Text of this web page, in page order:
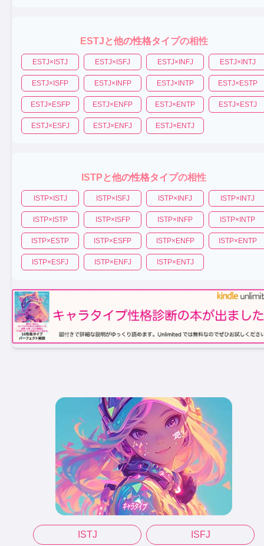
ISTJ ISFJ
ESTJ と他の性格タイプの相性
ESTJ× ISTJ ESTJ× ISFJ ESTJ× INFJ ESTJ× INTJ
ESTJ× ISFP ESTJ× INFP ESTJ× INTP ESTJ× ESTP
ESTJ× ESFP ESTJ× ENFP ESTJ× ENTP ESTJ× ESTJ
ESTJ× ESFJ ESTJ× ENFJ ESTJ× ENTJ
ISTP と他の性格タイプの相性
ISTP× ISTJ ISTP× ISFJ ISTP× INFJ ISTP× INTJ
ISTP× ISTP ISTP× ISFP ISTP× INFP ISTP× INTP
ISTP× ESTP ISTP× ESFP ISTP× ENFP ISTP× ENTP
ISTP× ESFJ ISTP× ENFJ ISTP× ENTJ